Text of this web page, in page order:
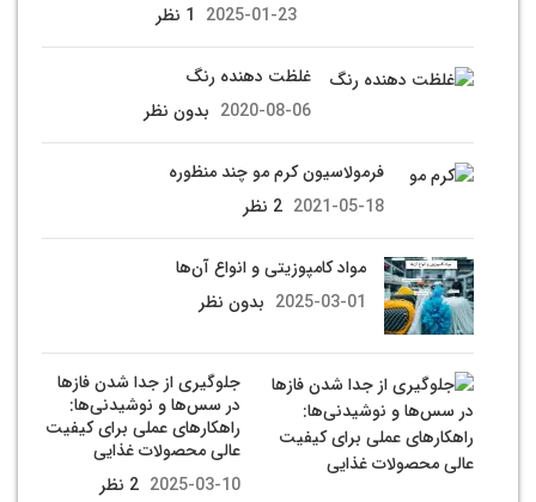
2025-01-23 1 نظر
غلظت دهنده رنگ
2020-08-06 بدون نظر
فرمولاسیون کرم مو چند منظوره
2021-05-18 2 نظر
مواد کامپوزیتی و انواع آن‌ها
2025-03-01 بدون نظر
جلوگیری از جدا شدن فازها
در سس‌ها و نوشیدنی‌ها:
راهکارهای عملی برای کیفیت
عالی محصولات غذایی
2025-03-10 2 نظر